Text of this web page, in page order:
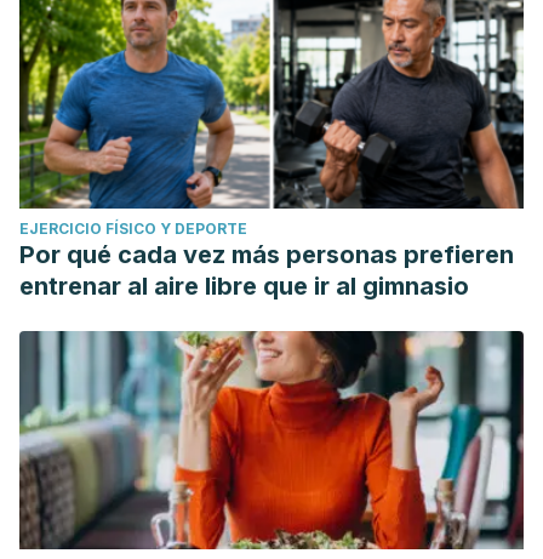
EJERCICIO FÍSICO Y DEPORTE
Por qué cada vez más personas prefieren
entrenar al aire libre que ir al gimnasio